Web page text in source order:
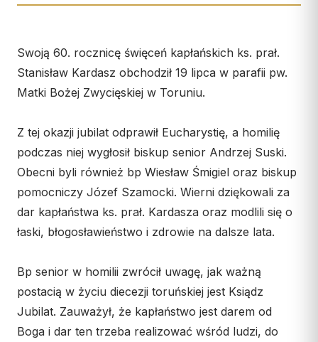
KURIA
Sąd Biskupi
Konta bankowe
CENTRUM MEDIALNE
Biuro
Redakcja
Archiwum
Współpraca
Skauci Króla
Swoją 60. rocznicę święceń kapłańskich ks. prał.
Stanisław Kardasz obchodził 19 lipca w parafii pw.
Matki Bożej Zwycięskiej w Toruniu.
Z tej okazji jubilat odprawił Eucharystię, a homilię
podczas niej wygłosił biskup senior Andrzej Suski.
Obecni byli również bp Wiesław Śmigiel oraz biskup
pomocniczy Józef Szamocki. Wierni dziękowali za
dar kapłaństwa ks. prał. Kardasza oraz modlili się o
łaski, błogosławieństwo i zdrowie na dalsze lata.
Bp senior w homilii zwrócił uwagę, jak ważną
postacią w życiu diecezji toruńskiej jest Ksiądz
Jubilat. Zauważył, że kapłaństwo jest darem od
Boga i dar ten trzeba realizować wśród ludzi, do